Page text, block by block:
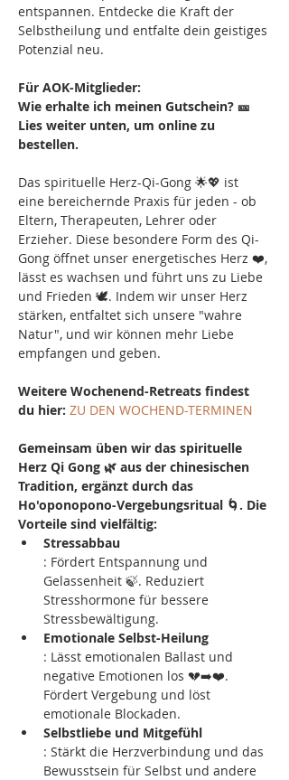
entspannen. Entdecke die Kraft der
Selbstheilung und entfalte dein geistiges
Potenzial neu.
Für AOK-Mitglieder:
Wie erhalte ich meinen Gutschein? 🎫
Lies weiter unten, um online zu
bestellen.
Das spirituelle Herz-Qi-Gong 🌟💖 ist
eine bereichernde Praxis für jeden - ob
Eltern, Therapeuten, Lehrer oder
Erzieher. Diese besondere Form des Qi-
Gong öffnet unser energetisches Herz ❤️,
lässt es wachsen und führt uns zu Liebe
und Frieden 🕊️. Indem wir unser Herz
stärken, entfaltet sich unsere "wahre
Natur", und wir können mehr Liebe
empfangen und geben.
Weitere Wochenend-Retreats findest
du hier: ZU DEN WOCHEND-TERMINEN
Gemeinsam üben wir das spirituelle
Herz Qi Gong 🌿 aus der chinesischen
Tradition, ergänzt durch das
Ho'oponopono-Vergebungsritual 🌀. Die
Vorteile sind vielfältig:
Stressabbau
: Fördert Entspannung und
Gelassenheit 🍃. Reduziert
Stresshormone für bessere
Stressbewältigung.
Emotionale Selbst-Heilung
: Lässt emotionalen Ballast und
negative Emotionen los 💔➡️❤️.
Fördert Vergebung und löst
emotionale Blockaden.
Selbstliebe und Mitgefühl
: Stärkt die Herzverbindung und das
Bewusstsein für Selbst und andere